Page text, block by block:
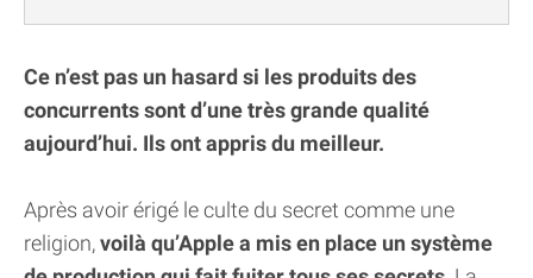
Ce n’est pas un hasard si les produits des
concurrents sont d’une très grande qualité
aujourd’hui. Ils ont appris du meilleur.
Après avoir érigé le culte du secret comme une
religion,voilà qu’Apple a mis en place un système